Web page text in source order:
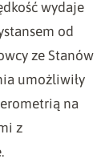
wydaje
od
ze Stanów
umożliwiły
na
z